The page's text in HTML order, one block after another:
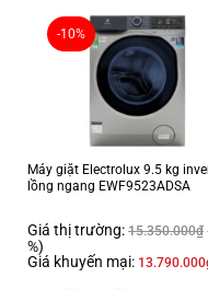
Thời gian chờ (tối đa theo
Số lượng chương trình: 15
Thông số điện năng
Công suất tối đa (W): 2000
Nguồn điện (V): 220-240
Tốc độ quay
-10%
Máy giặt Electrolux 9.5 kg
lồng ngang EWF9523ADSA
Giá thị trường: 15.350.000₫
%)
Giá khuyến mại: 13.790.000